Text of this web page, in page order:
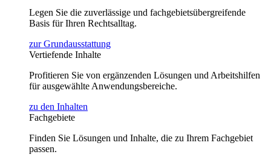
Legen Sie die zuverlässige und fachgebietsübergreifende
Basis für Ihren Rechtsalltag.
zur Grundausstattung
Vertiefende Inhalte
Profitieren Sie von ergänzenden Lösungen und Arbeitshilfen
für ausgewählte Anwendungsbereiche.
zu den Inhalten
Fachgebiete
Finden Sie Lösungen und Inhalte, die zu Ihrem Fachgebiet
passen.